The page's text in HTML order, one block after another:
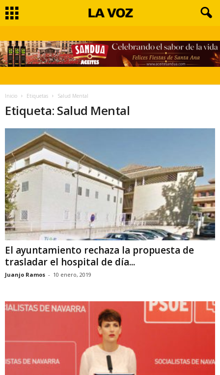
Inicio Etiquetas Salud Mental
Etiqueta: Salud Mental
El ayuntamiento rechaza la propuesta de
trasladar el hospital de día...
Juanjo Ramos - 10 enero, 2019